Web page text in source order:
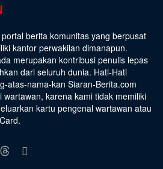
berita komunitas yang berpusat
kantor perwakilan dimanapun.
merupakan kontribusi penulis lepas
dari seluruh dunia. Hati-Hati
atas-nama-kan Siaran-Berita.com
karena kami tidak memiliki
kartu pengenal wartawan atau